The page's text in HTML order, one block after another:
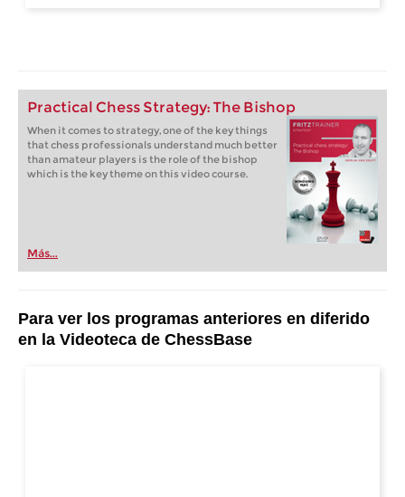
Practical Chess Strategy: The Bishop
When it comes to strategy, one of the key things
that chess professionals understand much better
than amateur players is the role of the bishop
which is the key theme on this video course.
Más...
Para ver los programas anteriores en diferido
en la Videoteca de ChessBase